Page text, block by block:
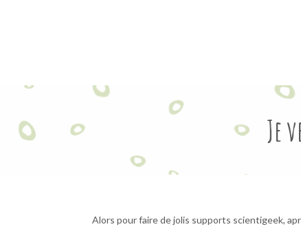
Je
Alors pour faire de jolis supports scientigeek,